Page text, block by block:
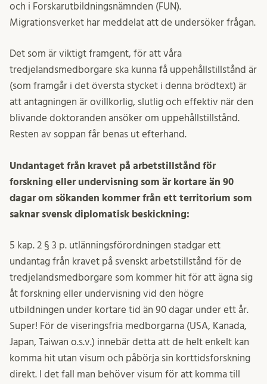
och i Forskarutbildningsnämnden (FUN).
Migrationsverket har meddelat att de undersöker frågan.
Det som är viktigt framgent, för att våra
tredjelandsmedborgare ska kunna få uppehållstillstånd är
(som framgår i det översta stycket i denna brödtext) är
att antagningen är ovillkorlig, slutlig och effektiv när den
blivande doktoranden ansöker om uppehållstillstånd.
Resten av soppan får benas ut efterhand.
Undantaget från kravet på arbetstillstånd för
forskning eller undervisning som är kortare än 90
dagar om sökanden kommer från ett territorium som
saknar svensk diplomatisk beskickning:
5 kap. 2 § 3 p. utlänningsförordningen stadgar ett
undantag från kravet på svenskt arbetstillstånd för de
tredjelandsmedborgare som kommer hit för att ägna sig
åt forskning eller undervisning vid den högre
utbildningen under kortare tid än 90 dagar under ett år.
Super! För de viseringsfria medborgarna (USA, Kanada,
Japan, Taiwan o.s.v.) innebär detta att de helt enkelt kan
komma hit utan visum och påbörja sin korttidsforskning
direkt. I det fall man behöver visum för att komma till